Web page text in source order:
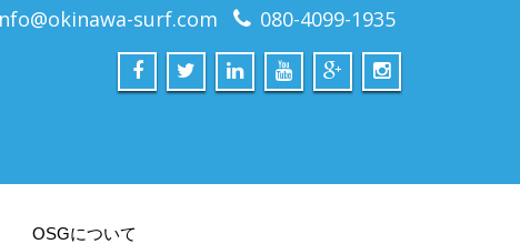
surf.com 080-4099-1935
OSGについて